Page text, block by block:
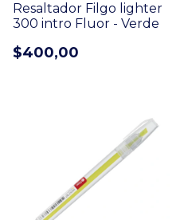
Resaltador Filgo lighter
300 intro Fluor - Verde
$400,00